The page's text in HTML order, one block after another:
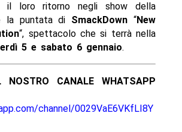
il loro ritorno negli show della
la puntata di SmackDown “New
“, spettacolo che si terrà nella
5 e sabato 6 gennaio.
NOSTRO CANALE WHATSAPP
channel/0029VaE6VKfLI8Y